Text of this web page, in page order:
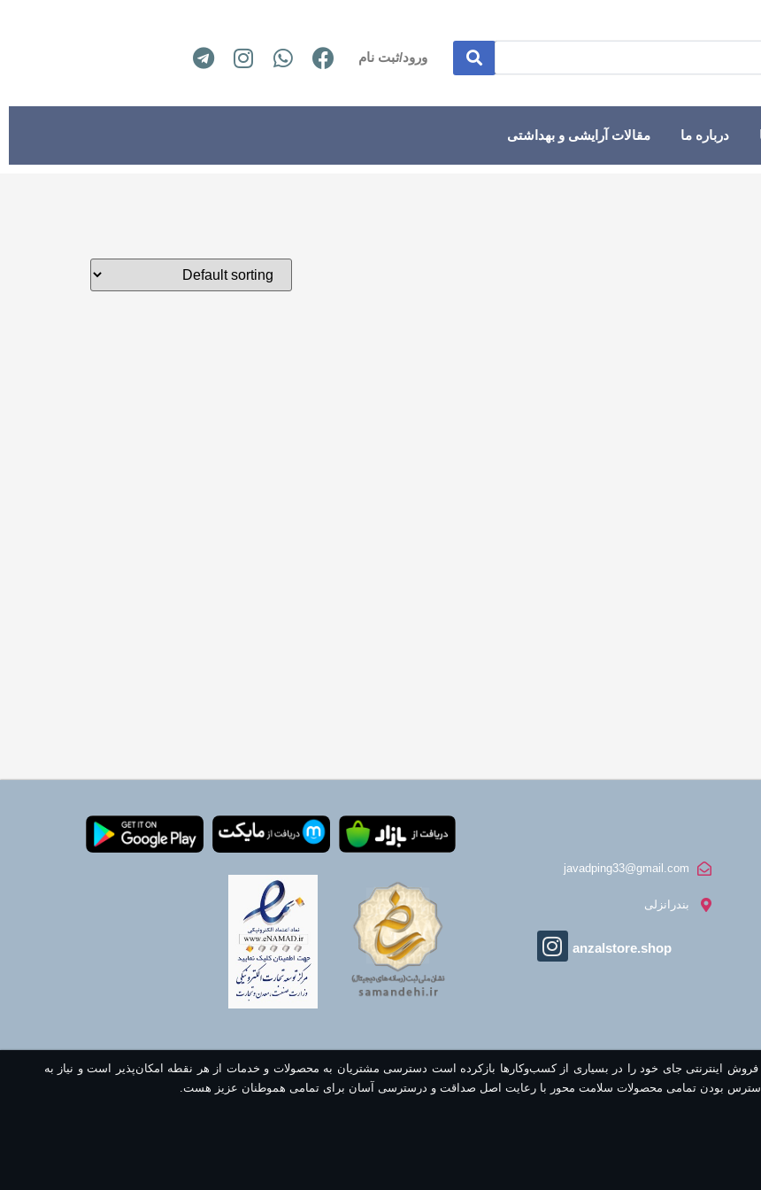
ورود/ثبت نام
درباره ما مقالات آرایشی و بهداشتی
javadping33@gmail.com
بندرانزلی
anzalstore.shop
اینترنتی جای خود را در بسیاری از کسب‌وکارها بازکرده است دسترسی مشتریان به محصولات و خدمات از هر نقطه امکان‌پذیر است و نیاز به
بودن تمامی محصولات سلامت محور با رعایت اصل صداقت و درسترسی آسان برای تمامی هموطنان عزیز هست.